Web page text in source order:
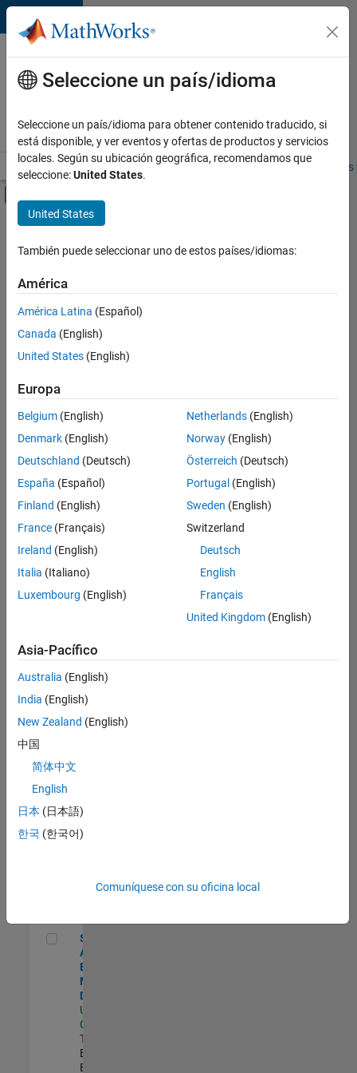
Saltar al contenido
Ofertas
de
empleo
MathWorks
Visión general Búsqueda de empleo Oficinas locales
Contenido principal
FILTRADO POR
Ordenar por
Guardar
empleos
seleccionados
No se
han
traducido
todos
los
empleos.
Busque
por
ubicación
todos
empleos
en su
zona.
Senior Application Engineer - Aerospace - Control Systems
Aerospace -
Systems
Technical Sales
Engineering |
Senior Application Engineer - Model-Based Design
Senior
Application
Engineer -
Model-Based
Design
US-CA-Santa
Clara
Technical Sales
Engineering |
Experimentado
Seleccione un país/idioma
Seleccione un país/idioma para obtener contenido traducido, si
está disponible, y ver eventos y ofertas de productos y servicios
locales. Según su ubicación geográfica, recomendamos que
seleccione:United States.
United States
También puede seleccionar uno de estos países/idiomas:
América
América Latina (Español)
Canada (English)
United States (English)
Europa
Belgium (English)
Denmark (English)
Deutschland (Deutsch)
España (Español)
Finland (English)
France (Français)
Ireland (English)
Italia (Italiano)
Luxembourg (English)
Netherlands(English)
Norway(English)
Österreich (Deutsch)
Portugal (English)
Sweden (English)
Switzerland
Deutsch
English
Français
United Kingdom(English)
Asia-Pacífico
Australia (English)
India (English)
New Zealand (English)
中国
简体中文
English
日本 (日本語)
한국 (한국어)
Comuníquese con su oficina local